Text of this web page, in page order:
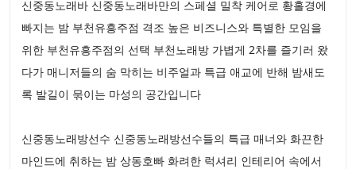
신중동노래바 신중동노래바만의 스페셜 밀착 케어로 황홀경에
빠지는 밤 부천유흥주점 격조 높은 비즈니스와 특별한 모임을
위한 부천유흥주점의 선택 부천노래방 가볍게 2차를 즐기러 왔
다가 매니저들의 숨 막히는 비주얼과 특급 애교에 반해 밤새도
록 발길이 묶이는 마성의 공간입니다
신중동노래방선수 신중동노래방선수들의 특급 매너와 화끈한
마인드에 취하는 밤 상동호빠 화려한 럭셔리 인테리어 속에서